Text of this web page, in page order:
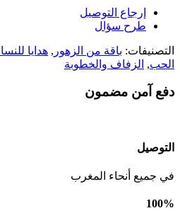
إرجاع التوصيل
طرح سؤال
التصنيفات: باقة من الزهور , هدايا
الحب, الزفاف والخطوبة
دفع آمن مضمون
التوصيل
في جميع أنحاء المغرب
100%